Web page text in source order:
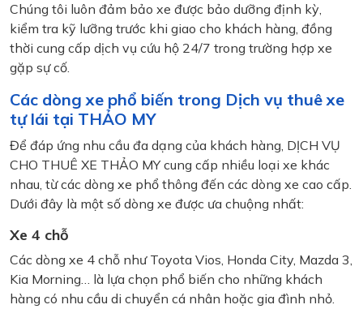
Chúng tôi luôn đảm bảo xe được bảo dưỡng định kỳ,
kiểm tra kỹ lưỡng trước khi giao cho khách hàng, đồng
thời cung cấp dịch vụ cứu hộ 24/7 trong trường hợp xe
gặp sự cố.
Các dòng xe phổ biến trong Dịch vụ thuê xe
tự lái tại THẢO MY
Để đáp ứng nhu cầu đa dạng của khách hàng, DỊCH VỤ
CHO THUÊ XE THẢO MY cung cấp nhiều loại xe khác
nhau, từ các dòng xe phổ thông đến các dòng xe cao cấp.
Dưới đây là một số dòng xe được ưa chuộng nhất:
Xe 4 chỗ
Các dòng xe 4 chỗ như Toyota Vios, Honda City, Mazda 3,
Kia Morning… là lựa chọn phổ biến cho những khách
hàng có nhu cầu di chuyển cá nhân hoặc gia đình nhỏ.